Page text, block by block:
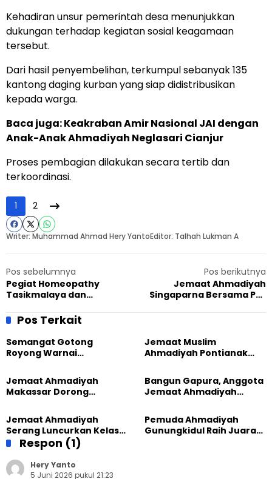
Kehadiran unsur pemerintah desa menunjukkan
dukungan terhadap kegiatan sosial keagamaan
tersebut.
Dari hasil penyembelihan, terkumpul sebanyak 135
kantong daging kurban yang siap didistribusikan
kepada warga.
Baca juga:Keakraban Amir Nasional JAI dengan
Anak-Anak Ahmadiyah Neglasari Cianjur
Proses pembagian dilakukan secara tertib dan
terkoordinasi.
1 2
Writer: Muhammad Ahmad Hery YantoEditor: Talhah Lukman A
Pos sebelumnya
Pegiat Homeopathy
Tasikmalaya dan
Pengobatan Gratis di
Jatiwaras
Pos berikutnya
Jemaat Ahmadiyah
Singaparna Bersama PMI
Pos Terkait
Semangat Gotong
Royong Warnai
Masjid di Jemaat
Ahmadiyah Sukapura
Jemaat Muslim
Ahmadiyah Pontianak
Jemaat Ahmadiyah
Makassar Dorong
Lewat Edukasi Ekoteologi
Bangun Gapura, Anggota
Jemaat Ahmadiyah
Sambut HUT RI ke-81
Jemaat Ahmadiyah
Serang Luncurkan Kelas
Tatar, Fokus Cetak
Generasi Unggul
Pemuda Ahmadiyah
Gunungkidul Raih Juara
Respon (1)
Hery Yanto
5 Juni 2026 pukul 21:23